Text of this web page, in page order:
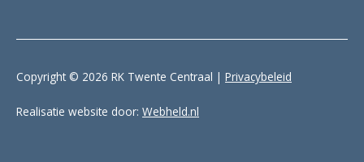
Copyright © 2026 RK Twente Centraal | Privacybeleid
Realisatie website door: Webheld.nl